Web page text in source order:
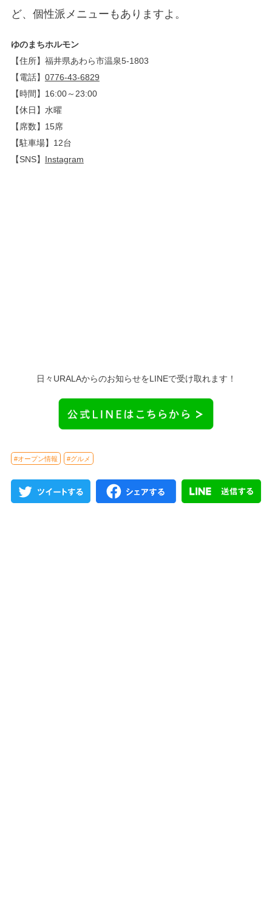
ど、個性派メニューもありますよ。
ゆのまちホルモン
【住所】福井県あわら市温泉5-1803
【電話】 0776-43-6829
【時間】16:00～23:00
【休日】水曜
【席数】15席
【駐車場】12台
【SNS】 Instagram
日々URALAからのお知らせをLINEで受け取れます！
#オープン情報 #グルメ